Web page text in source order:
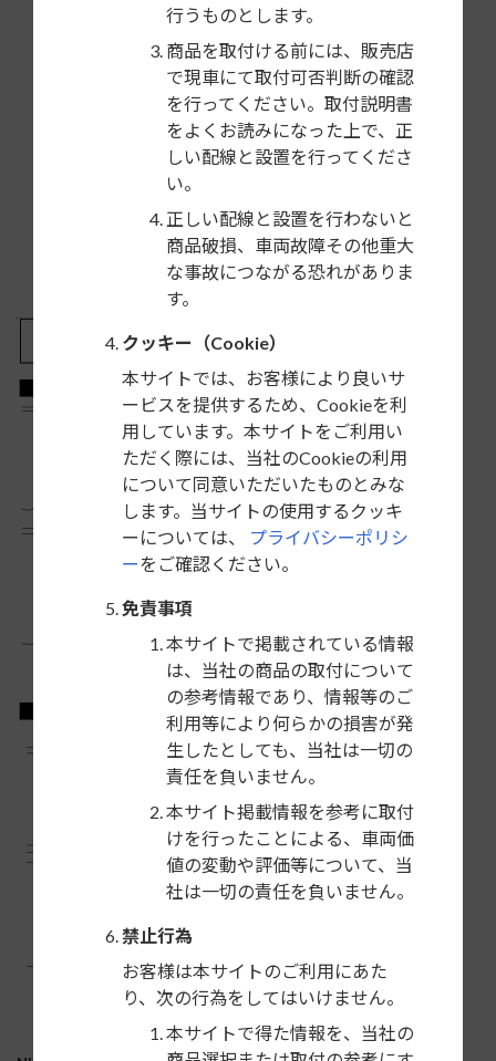
行うものとします。
商品を取付ける前には、販売店
で現車にて取付可否判断の確認
を行ってください。取付説明書
をよくお読みになった上で、正
しい配線と設置を行ってくださ
い。
正しい配線と設置を行わないと
商品破損、車両故障その他重大
な事故につながる恐れがありま
す。
クッキー（Cookie）
本サイトでは、お客様により良いサ
ービスを提供するため、Cookieを利
用しています。本サイトをご利用い
ただく際には、当社のCookieの利用
について同意いただいたものとみな
します。当サイトの使用するクッキ
ーについては、
プライバシーポリシ
ーをご確認ください。
免責事項
本サイトで掲載されている情報
は、当社の商品の取付について
の参考情報であり、情報等のご
利用等により何らかの損害が発
生したとしても、当社は一切の
責任を負いません。
本サイト掲載情報を参考に取付
けを行ったことによる、車両価
値の変動や評価等について、当
社は一切の責任を負いません。
禁止行為
お客様は本サイトのご利用にあた
り、次の行為をしてはいけません。
本サイトで得た情報を、当社の